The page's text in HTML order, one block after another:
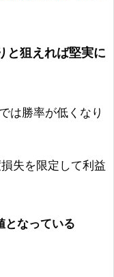
と狙えれば堅実に
は勝率が低くなり
失を限定して利益
となっている